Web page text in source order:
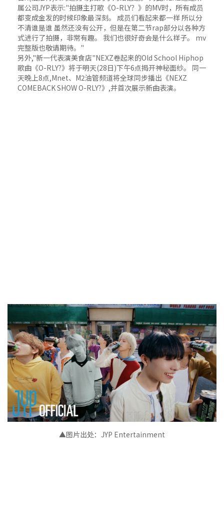
属公司JYP表示:"拍摄主打歌《O-RLY？》的MV时，所有成员
都变成金发的时候印象最深刻。 成员们看起来都一样 所以分
不清谁是谁 虽然还没有公开，但是在第二节rap部分以各种方
式进行了拍摄，非常有趣。 我们也很好奇会是什么样子。 mv
完整版也敬请期待。"
另外,"新一代表演美食店"NEXZ卷起来的Old School Hiphop
歌曲《O-RLY?》将于明天(28日)下午6点揭开神秘面纱。 同一
天晚上8点,Mnet、M2油管频道将全球同步播出《NEXZ
COMEBACK SHOW O-RLY?》,并首次展示新曲表演。
▲图片出处：JYP Entertainment